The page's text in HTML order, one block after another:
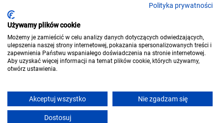
Dla wynajmujących
O noclegowo
© 2006-2026Noclegowo.pl
Polityka prywatności
Używamy plików cookie
Możemy je zamieścić w celu analizy danych dotyczących odwiedzających,
ulepszenia naszej strony internetowej, pokazania spersonalizowanych treści i
zapewnienia Państwu wspaniałego doświadczenia na stronie internetowej.
Aby uzyskać więcej informacji na temat plików cookie, których używamy,
otwórz ustawienia.
Akceptuj wszystko Nie zgadzam się
Dostosuj